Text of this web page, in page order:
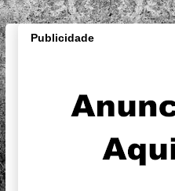
Publicidade